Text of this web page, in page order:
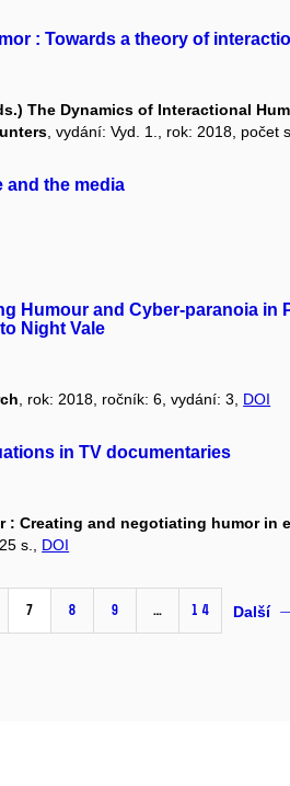
: Towards a theory of
The Dynamics of Interactional
, vydání: Vyd. 1., rok: 2018, počet
and the media
Humour and Cyber-paranoia in
Night Vale
, rok: 2018, ročník: 6, vydání: 3, DOI
in TV documentaries
: Creating and negotiating humor in
s., DOI
7 8 9 … 14 Další